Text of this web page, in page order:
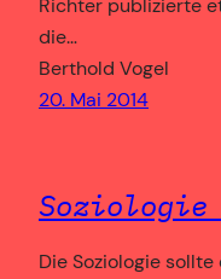
Richter publizierte
die…
Berthold Vogel
20. Mai 2014
Soziologie
Die Soziologie